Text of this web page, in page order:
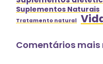
Suplementos Naturais
Tratamento natural
Comentários mais